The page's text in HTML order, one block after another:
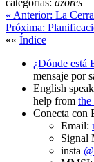
« Anterior: La
Próxima:
«« Índice
¿Dónde está
mensaje por
English
help from the
Conecta con
Email:
Signal
insta